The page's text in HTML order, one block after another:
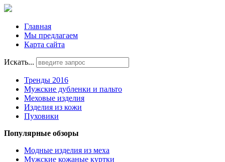
Главная
Мы предлагаем
Карта сайта
Искать...
Тренды 2016
Мужские дубленки и пальто
Меховые изделия
Изделия из кожи
Пуховики
Популярные обзоры
Модные изделия из меха
Мужские кожаные куртки